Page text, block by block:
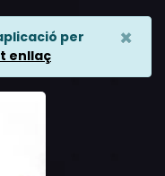
per
enllaç
×